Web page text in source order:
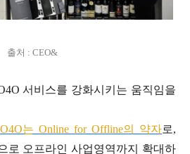
출처 : CEO&
서비스를 강화시키는 움직임을
O4O는 Online for Offline의 약자로,
로 오프라인 사업영역까지 확대하